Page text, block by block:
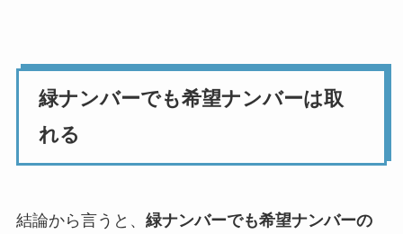
緑ナンバーでも希望ナンバーは取
れる
結論から言うと、 緑ナンバーでも希望ナンバーの